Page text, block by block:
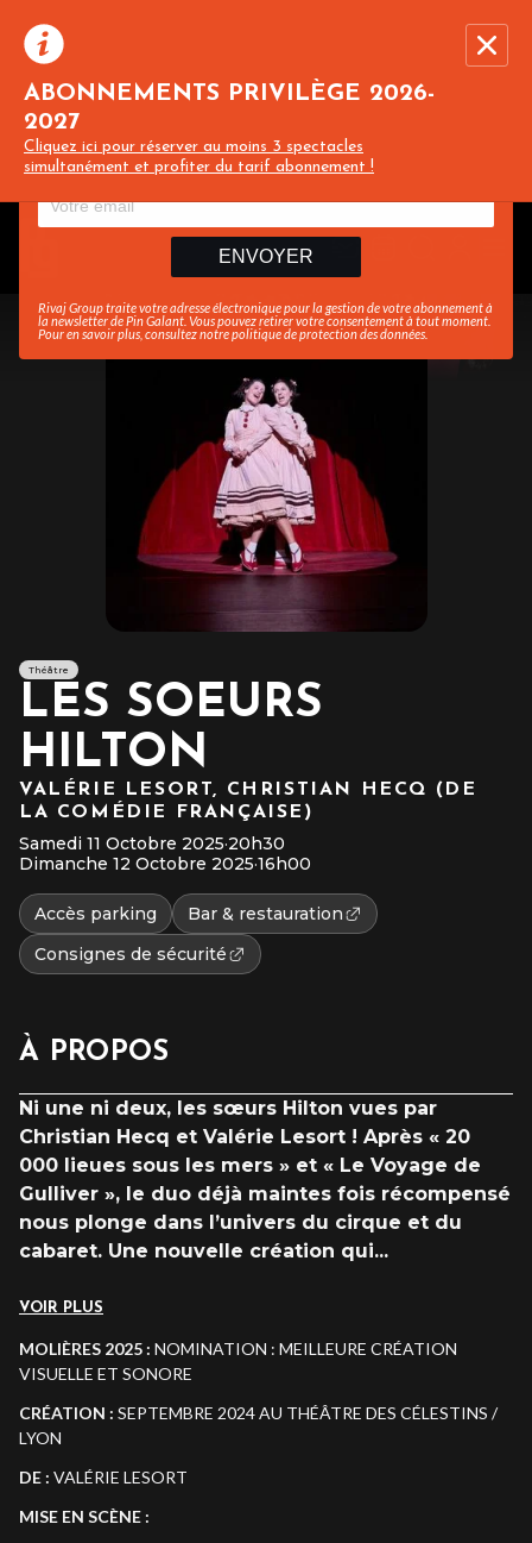
ABONNEMENTS PRIVILÈGE 2026-
2027
Cliquez ici pour réserver au moins 3 spectacles
simultanément et profiter du tarif abonnement !
Recevez toute l’actualité en vous abonnant à
notre newsletter :
ENVOYER
Rivaj Group traite votre adresse électronique pour la gestion de votre abonnement à
la newsletter dePin Galant . Vous pouvez retirer votre consentement à tout moment.
Pour en savoir plus, consultez notrepolitique de protection des données
Théâtre
LES SOEURS
HILTON
VALÉRIE LESORT, CHRISTIAN HECQ (DE
LA COMÉDIE FRANÇAISE)
Samedi 11 Octobre 2025·20h30
Dimanche 12 Octobre 2025·16h00
Accès parking
Bar & restauration
Consignes de sécurité
À PROPOS
Ni une ni deux, les sœurs Hilton vues par
Christian Hecq et Valérie Lesort ! Après « 20
000 lieues sous les mers » et « Le Voyage de
Gulliver », le duo déjà maintes fois récompensé
nous plonge dans l’univers du cirque et du
cabaret. Une nouvelle création qui...
VOIR PLUS
MOLIÈRES 2025 : NOMINATION : MEILLEURE CRÉATION
VISUELLE ET SONORE
CRÉATION : SEPTEMBRE 2024 AU THÉÂTRE DES CÉLESTINS /
LYON
DE : VALÉRIE LESORT
MISE EN SCÈNE :